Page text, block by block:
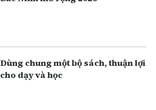
Dùng chung một bộ sách, thuận lợi
cho dạy và học